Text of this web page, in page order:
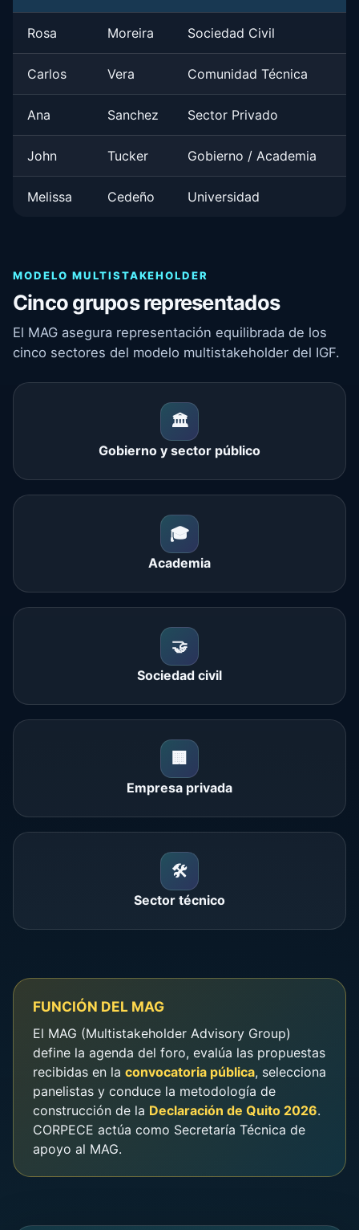
Rosa Moreira Sociedad Civil
Carlos Vera Comunidad Técnica
Ana Sanchez Sector Privado
John Tucker Gobierno / Academia
Melissa Cedeño Universidad
MODELO MULTISTAKEHOLDER
Cinco grupos representados
El MAG asegura representación equilibrada de los
cinco sectores del modelo multistakeholder del IGF.
🏛️
Gobierno y sector público
🎓
Academia
🤝
Sociedad civil
🏢
Empresa privada
🛠️
Sector técnico
FUNCIÓN DEL MAG
El MAG (Multistakeholder Advisory Group)
define la agenda del foro, evalúa las propuestas
recibidas en la convocatoria pública, selecciona
panelistas y conduce la metodología de
construcción de la Declaración de Quito 2026.
CORPECE actúa como Secretaría Técnica de
apoyo al MAG.